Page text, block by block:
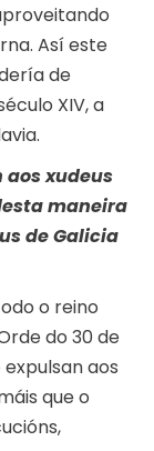
Así este
de
XIV, a
aos xudeus
maneira
de Galicia
o reino
do 30 de
aos
que o